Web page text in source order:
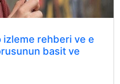
rehberi ve e
basit ve